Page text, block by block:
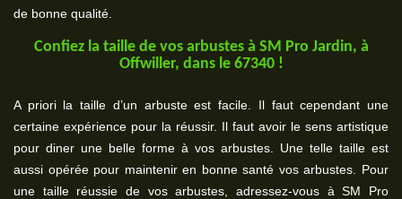
de bonne qualité.
Confiez la taille de vos arbustes à SM Pro Jardin, à
Offwiller, dans le 67340 !
A priori la taille d’un arbuste est facile. Il faut cependant une
certaine expérience pour la réussir. Il faut avoir le sens artistique
pour diner une belle forme à vos arbustes. Une telle taille est
aussi opérée pour maintenir en bonne santé vos arbustes. Pour
une taille réussie de vos arbustes, adressez-vous à SM Pro